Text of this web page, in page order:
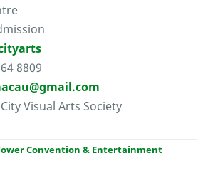
8809
Visual Arts Society
Convention & Entertainment